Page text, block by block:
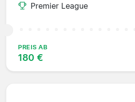
Premier League
PREIS AB
180 €